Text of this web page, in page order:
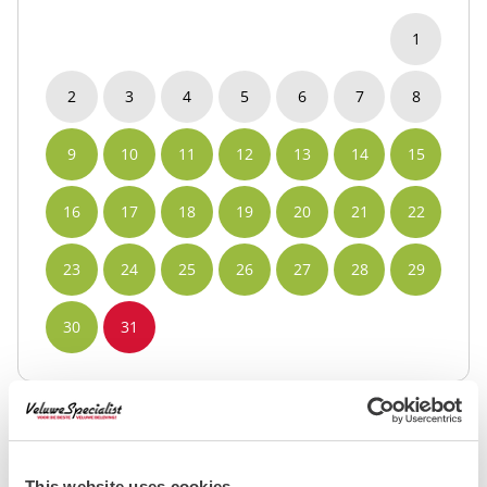
1
2 3 4 5 6 7 8
9 10 11 12 13 14 15
16 17 18 19 20 21 22
23 24 25 26 27 28 29
30 31